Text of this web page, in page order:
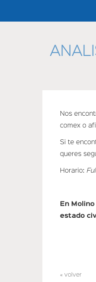
are
Nos
comex o
Si te
queres
Horario:
En
estado
« volver